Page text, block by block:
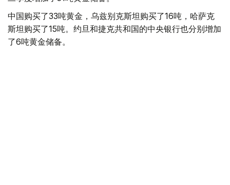
中国购买了33吨黄金，乌兹别克斯坦购买了16吨，哈萨克
斯坦购买了15吨。约旦和捷克共和国的中央银行也分别增加
了6吨黄金储备。